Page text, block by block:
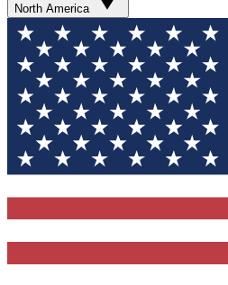
North America